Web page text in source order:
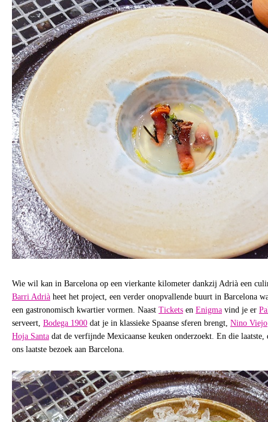
Wie wil kan in Barcelona op een vierkante kilometer dankzij Adrià een
Barri Adrià heet het project, een verder onopvallende buurt in Barcelona
een gastronomisch kwartier vormen. Naast Tickets en Enigma vind je er
serveert, Bodega 1900 dat je in klassieke Spaanse sferen brengt, Nino Viejo
Hoja Santa dat de verfijnde Mexicaanse keuken onderzoekt. En die laatste,
ons laatste bezoek aan Barcelona.